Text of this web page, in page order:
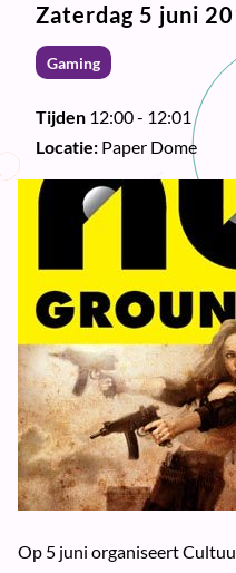
Op 5 juni organiseert
Zaterdag 5 juni
Gaming
Tijden 12:00 - 12:01
Locatie: Paper Dome